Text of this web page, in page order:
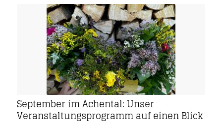
September im Achental: Unser
Veranstaltungsprogramm auf einen Blick